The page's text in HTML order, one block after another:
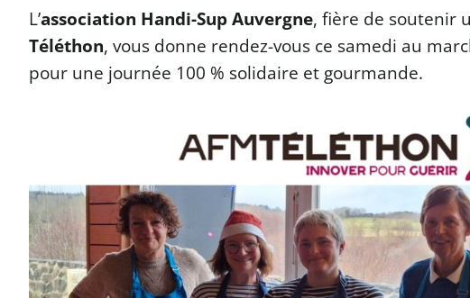
L’association Handi-Sup Auvergne, fière de soutenir
Téléthon, vous donne rendez-vous ce samedi au
pour une journée 100 % solidaire et gourmande.